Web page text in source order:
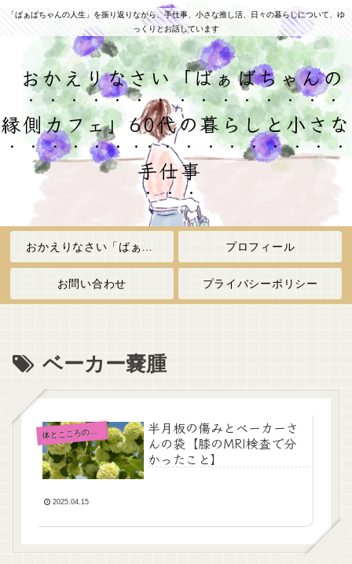
「ばぁばちゃんの人生」を振り返りながら、手仕事、小さな推し活、日々の暮らしについて、ゆ
っくりとお話しています
おかえりなさい「ばぁばちゃんの
縁側カフェ」60代の暮らしと小さな
手仕事
プロフィール
お問い合わせ プライバシーポリシー
ベーカー嚢腫
体とこころのメンテナンス
半月板の傷みとベーカーさ
んの袋【膝のMRI検査で分
かったこと】
2025.04.15